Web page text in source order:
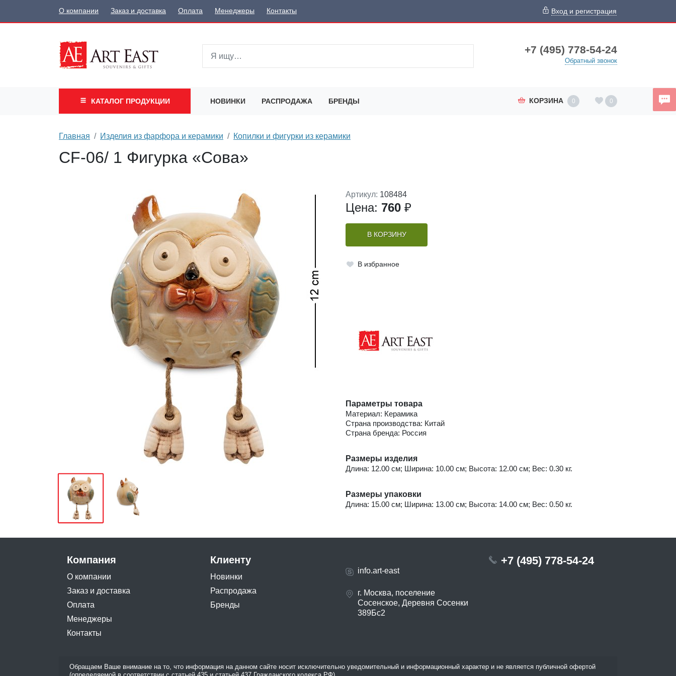
О компании Заказ и доставка Оплата Менеджеры Контакты Вход и регистрация
+7 (495) 778-54-24
Обратный звонок
КАТАЛОГ ПРОДУКЦИИ НОВИНКИ РАСПРОДАЖА БРЕНДЫ КОРЗИНА 0 0
Главная Изделия из фарфора и керамики Копилки и фигурки из керамики
CF-06/ 1 Фигурка «Сова»
Артикул: 108484
Цена: 760 ₽
В КОРЗИНУ
В избранное
Параметры товара
Материал: Керамика
Страна производства: Китай
Страна бренда: Россия
Размеры изделия
Длина: 12.00 см; Ширина: 10.00 см; Высота: 12.00 см; Вес: 0.30 кг.
Размеры упаковки
Длина: 15.00 см; Ширина: 13.00 см; Высота: 14.00 см; Вес: 0.50 кг.
Компания
О компании
Заказ и доставка
Оплата
Менеджеры
Контакты
Клиенту
Новинки
Распродажа
Бренды
info.art-east
г. Москва, поселение
Сосенское, Деревня Сосенки
389Бс2
+7 (495) 778-54-24
Обращаем Ваше внимание на то, что информация на данном сайте носит исключительно уведомительный и информационный характер и не является публичной офертой